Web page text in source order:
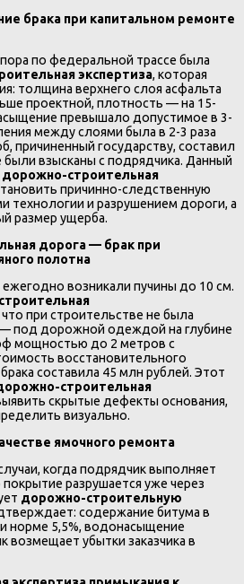
брака при капитальном ремонте
по федеральной трассе была
экспертиза, которая
толщина верхнего слоя асфальта
проектной, плотность — на 15-
превышало допустимое в 3-
между слоями была в 2-3 раза
причиненный государству, составил
взысканы с подрядчика. Данный
дорожно-строительная
причинно-следственную
технологии и разрушением дороги, а
размер ущерба.
дорога — брак при
полотна
возникали пучины до 10 см.
при строительстве не была
под дорожной одеждой на глубине
мощностью до 2 метров с
восстановительного
составила 45 млн рублей. Этот
строительная
скрытые дефекты основания,
визуально.
ямочного ремонта
когда подрядчик выполняет
разрушается уже через
дорожно-строительную
содержание битума в
норме 5,5%, водонасыщение
возмещает убытки заказчика в